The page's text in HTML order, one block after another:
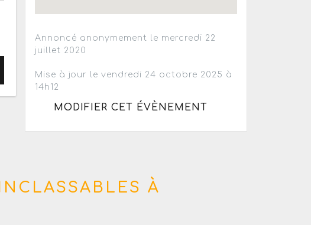
Annoncé anonymement le mercredi 22
juillet 2020
Mise à jour le vendredi 24 octobre 2025 à
14h12
MODIFIER CET ÉVÈNEMENT
À